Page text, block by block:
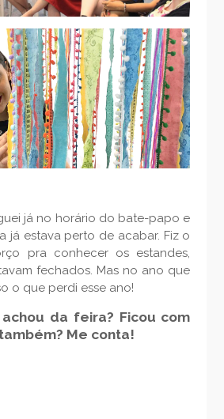
já no horário do bate-papo e
já estava perto de acabar. Fiz o
pra conhecer os estandes,
fechados. Mas no ano que
o que perdi esse ano!
da feira? Ficou com
Me conta!